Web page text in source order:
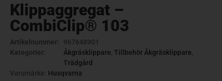
Klippaggregat –
CombiClip® 103
Artikelnummer:
967648901
Kategorier:
Åkgräsklippare, Tillbehör Åkgräsklippare,
Trädgård
Varumärke: Husqvarna